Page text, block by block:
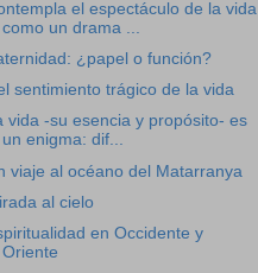
el espectáculo de la vida
como un drama ...
¿papel o función?
sentimiento trágico de la vida
vida -su esencia y propósito- es
un enigma: dif...
viaje al océano del Matarranya
al cielo
en Occidente y
Oriente